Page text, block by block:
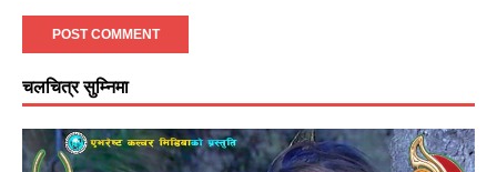
चलचित्र सुम्निमा